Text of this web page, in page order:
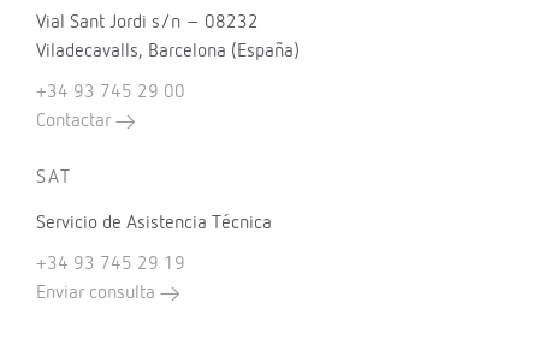
Vial Sant Jordi s/n – 08232
Viladecavalls, Barcelona (España)
+34 93 745 29 00
Contactar
SAT
Servicio de Asistencia Técnica
+34 93 745 29 19
Enviar consulta